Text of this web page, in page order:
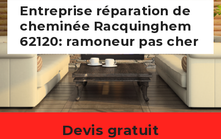
Entreprise réparation de
cheminée Racquinghem
62120: ramoneur pas cher
Devis gratuit